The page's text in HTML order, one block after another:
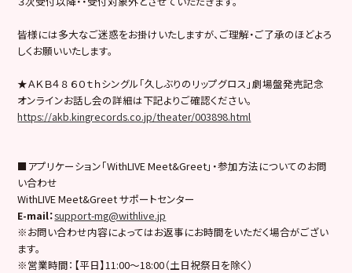
皆様には多大なご迷惑をお掛けいたしますが、ご理解・ご了承のほどよろ
しくお願いいたします。
★ＡＫＢ４８ ６０ｔｈシングル「久しぶりのリップグロス」劇場盤発売記念
オンラインお話し会の詳細は下記よりご確認ください。
https://akb.kingrecords.co.jp/theater/003898.html
■アプリケーション「WithLIVE Meet&Greet」・参加方法についてのお問
い合わせ
WithLIVE Meet&Greet サポートセンター
E-mail：support-mg@withlive.jp
※お問い合わせ内容によってはお返事にお時間をいただく場合がござい
ます。
※営業時間：【平日】11:00〜18:00（土日祝祭日を除く）